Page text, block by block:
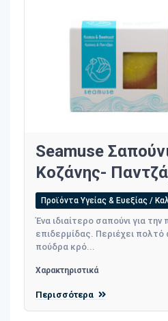
Seamuse
Κοζάνης-
Προϊόντα Υγείας & Ευεξίας /
Ένα ιδιαίτερο σαπούνι για την
επιδερμίδας. Περιέχει πολτό
πούδρα κρό...
Χαρακτηριστικά
Περισσότερα